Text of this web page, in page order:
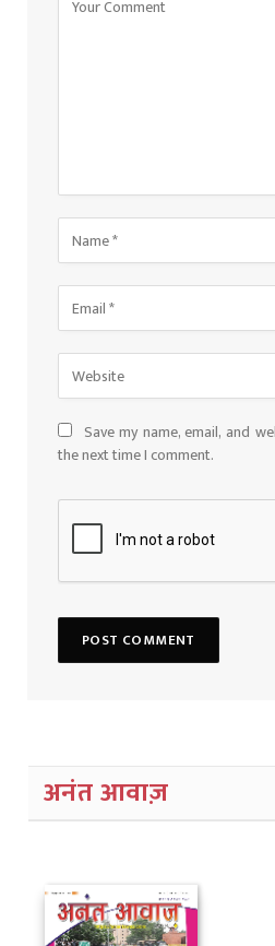
Save my name, email, and
the next time I comment.
अनंत आवाज़